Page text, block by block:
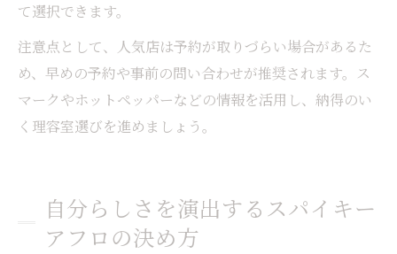
て選択できます。
注意点として、人気店は予約が取りづらい場合があるた
め、早めの予約や事前の問い合わせが推奨されます。ス
マークやホットペッパーなどの情報を活用し、納得のい
く理容室選びを進めましょう。
自分らしさを演出するスパイキー
アフロの決め方